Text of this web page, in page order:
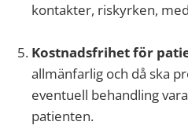
kontakter, riskyrken,
Kostnadsfrihet för
allmänfarlig och då ska
eventuell behandling
patienten.